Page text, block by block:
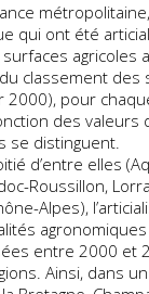
qui ont été
agricoles
classement
2000), pour
des
se distinguent.
d’entre elles
Roussillon,
Alpes),
entre 2000
Ainsi, dans